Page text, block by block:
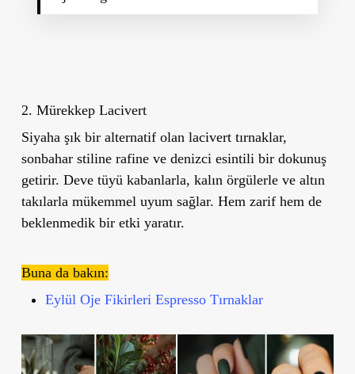
2. Mürekkep Lacivert
Siyaha şık bir alternatif olan lacivert tırnaklar,
sonbahar stiline rafine ve denizci esintili bir dokunuş
getirir. Deve tüyü kabanlarla, kalın örgülerle ve altın
takılarla mükemmel uyum sağlar. Hem zarif hem de
beklenmedik bir etki yaratır.
Buna da bakın:
Eylül Oje Fikirleri Espresso Tırnaklar